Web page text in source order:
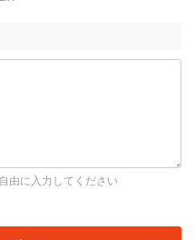
由に入力してください